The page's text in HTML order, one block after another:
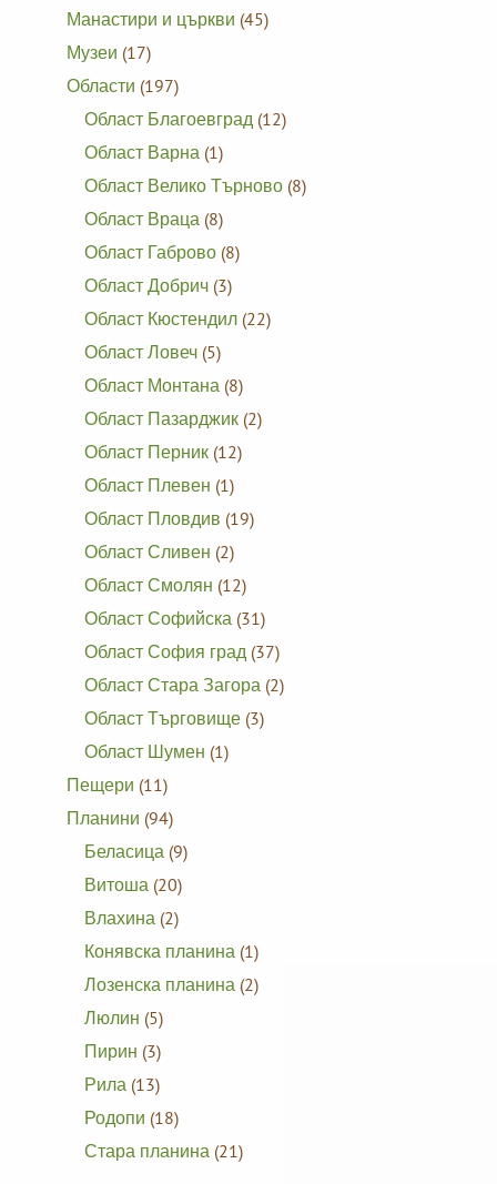
Манастири и църкви (45)
Музеи (17)
Области (197)
Област Благоевград (12)
Област Варна (1)
Област Велико Търново (8)
Област Враца (8)
Област Габрово (8)
Област Добрич (3)
Област Кюстендил (22)
Област Ловеч (5)
Област Монтана (8)
Област Пазарджик (2)
Област Перник (12)
Област Плевен (1)
Област Пловдив (19)
Област Сливен (2)
Област Смолян (12)
Област Софийска (31)
Област София град (37)
Област Стара Загора (2)
Област Търговище (3)
Област Шумен (1)
Пещери (11)
Планини (94)
Беласица (9)
Витоша (20)
Влахина (2)
Конявска планина (1)
Лозенска планина (2)
Люлин (5)
Пирин (3)
Рила (13)
Родопи (18)
Стара планина (21)